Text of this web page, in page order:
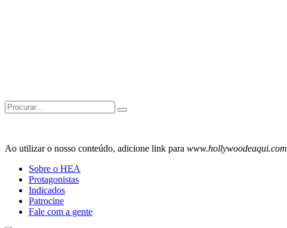
Search
for:
Ao utilizar o nosso conteúdo, adicione link para www.hollywoodeaqui.com
Sobre o HEA
Protagonistas
Indicados
Patrocine
Fale com a gente